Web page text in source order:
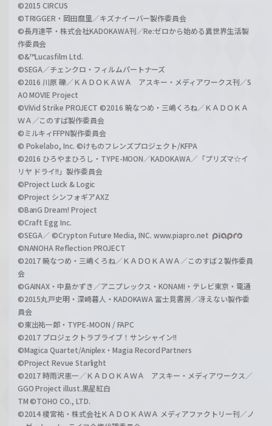
©2015 CIRCUS
©TRIGGER・岡田麿里／キズナイーバー製作委員会
©長月達平・株式会社KADOKAWA刊／Re:ゼロから始める異世界生活製
作委員会
©&™Lucasfilm Ltd.
©SEGA／チェンクロ・フィルムパートナーズ
©2016 川原 礫／ＫＡＤＯＫＡＷＡ アスキー・メディアワークス刊／S
AO MOVIE Project
©ViVid Strike PROJECT ©2016 暁なつめ・三嶋くろね／ＫＡＤＯＫＡ
ＷＡ／このすば製作委員会
©ミルキィFFPN製作委員会
© Pokelabo, Inc. ©けものフレンズプロジェクト/KFPA
©2016 ひろやまひろし・TYPE-MOON／KADOKAWA／「プリズマ☆イ
リヤ ドライ!!」製作委員会
©Project Luck & Logic
©Project シンフォギアAXZ
©BanG Dream! Project
©Craft Egg Inc.
©SEGA／ ©Crypton Future Media, INC. www.piapro.net
©NANOHA Reflection PROJECT
©2017 暁なつめ・三嶋くろね／ＫＡＤＯＫＡＷＡ／このすば２製作委員
会
©GAINAX・中島かずき／アニプレックス・KONAMI・テレビ東京・電通
©2015丸戸史明・深崎暮人・KADOKAWA 富士見書房／冴えない製作委
員会
©東出祐一郎・TYPE-MOON / FAPC
©2017 プロジェクトラブライブ！サンシャイン!!
©Magica Quartet/Aniplex・Magia Record Partners
©Project Revue Starlight
©2017 時雨沢恵一／ＫＡＤＯＫＡＷＡ アスキー・メディアワークス／
GGO Project illust.黒星紅白
TM ©TOHO CO., LTD.
©2014 榎宮祐・株式会社ＫＡＤＯＫＡＷＡ メディアファクトリー刊／ノ